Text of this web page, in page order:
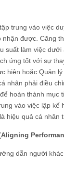
trung vào việc
được. Căng
suất làm việc
ứng tốt với sự
hiện hoặc Quản
nhân phải điều
hoàn thành mục
vào việc lập kế
hiệu quả cá nhân
dẫn người